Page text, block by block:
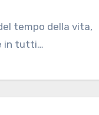
tempo della vita,
in tutti…